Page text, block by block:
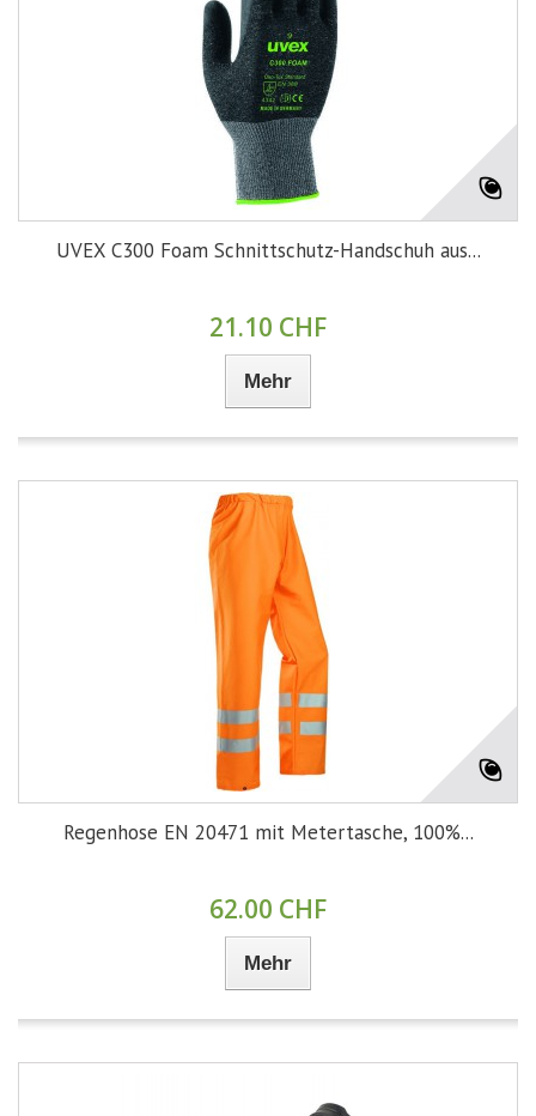
UVEX C300 Foam Schnittschutz-Handschuh aus...
21.10 CHF
Mehr
Regenhose EN 20471 mit Metertasche, 100%...
62.00 CHF
Mehr